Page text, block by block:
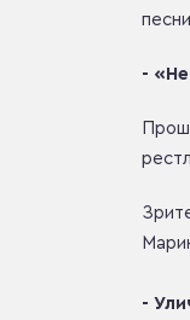
-
-